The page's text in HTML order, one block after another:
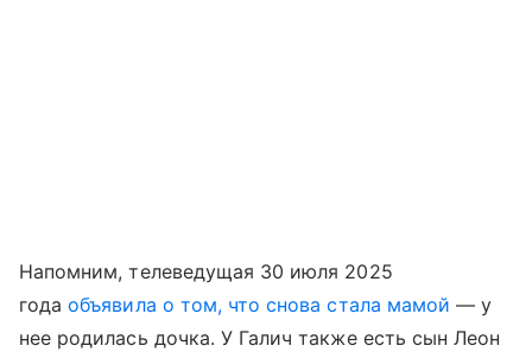
Напомним, телеведущая 30 июля 2025
годаобъявила о том, что снова стала мамой — у
нее родилась дочка. У Галич также есть сын Леон